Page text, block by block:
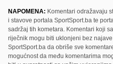
NAPOMENA: Komentari odražavaju
i stavove portala SportSport.ba te
sadržaj tih kometara. Komentari koji
riječnik mogu biti uklonjeni bez
SportSport.ba da obriše sve
mogućnost da među komentarima